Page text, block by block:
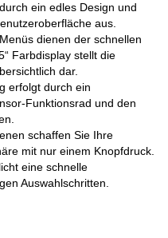
ein edles Design und
aus.
dienen der schnellen
Farbdisplay stellt die
dar.
erfolgt durch ein
Funktionsrad und den
schaffen Sie Ihre
mit nur einem Knopfdruck.
eine schnelle
Auswahlschritten.